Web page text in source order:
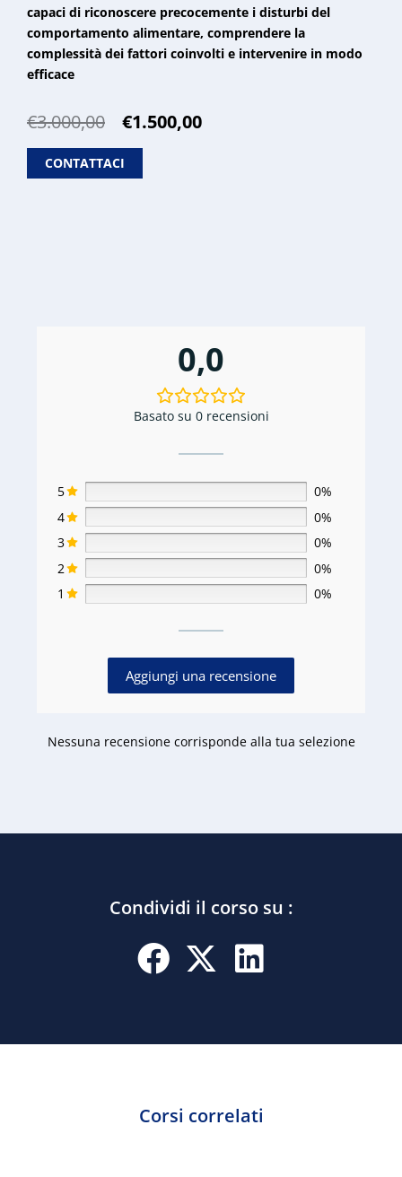
capaci di riconoscere precocemente i disturbi del
comportamento alimentare, comprendere la
complessità dei fattori coinvolti e intervenire in modo
efficace
€3.000,00
Il
originale
era:
€1.500,00Il
CONTATTACI
0,0
Basato su 0 recensioni
5
0%
4
0%
3
0%
2
0%
1
0%
Aggiungi una recensione
Nessuna recensione corrisponde alla tua selezione
Condividi il corso su :
Corsi correlati